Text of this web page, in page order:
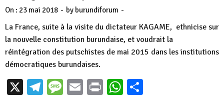
On : 23 mai 2018 - by burundiforum -
La France, suite à la visite du dictateur KAGAME, ethnicise sur
la nouvelle constitution burundaise, et voudrait la
réintégration des putschistes de mai 2015 dans les institutions
démocratiques burundaises.
X Telegram
Message
EmailPrintWhatsApp